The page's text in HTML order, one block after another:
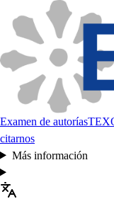
Examen de autorías
citarnos
Más información